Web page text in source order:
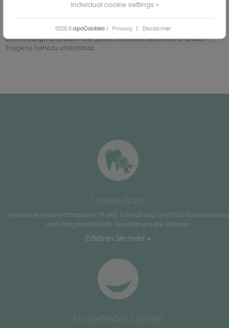
Die Invisalign und auch die Spark Schienen sind während des
Tragens nahezu unsichtbar.
Unsere Ärzte
In unserer Kieferorthopädie-Praxis in Neuburg sind fachliches Niveau
und ausgezeichnete Qualität unsere Stärken.
Erfahren Sie mehr »
Ein perfektes Lächeln
Individual cookie settings »
©2026apcCookies Privacy Disclaimer